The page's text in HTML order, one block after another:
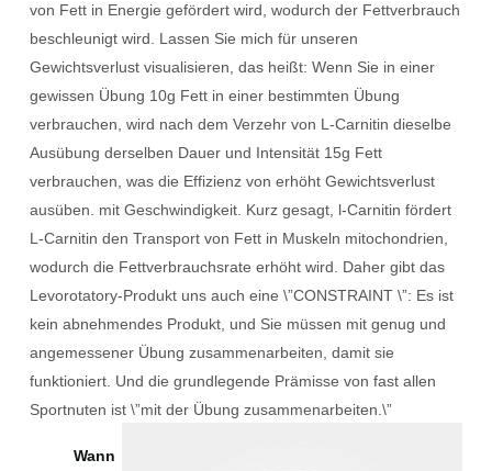
von Fett in Energie gefördert wird, wodurch der Fettverbrauch
beschleunigt wird. Lassen Sie mich für unseren
Gewichtsverlust visualisieren, das heißt: Wenn Sie in einer
gewissen Übung 10g Fett in einer bestimmten Übung
verbrauchen, wird nach dem Verzehr von L-Carnitin dieselbe
Ausübung derselben Dauer und Intensität 15g Fett
verbrauchen, was die Effizienz von erhöht Gewichtsverlust
ausüben. mit Geschwindigkeit. Kurz gesagt, l-Carnitin fördert
L-Carnitin den Transport von Fett in Muskeln mitochondrien,
wodurch die Fettverbrauchsrate erhöht wird. Daher gibt das
Levorotatory-Produkt uns auch eine \”CONSTRAINT \”: Es ist
kein abnehmendes Produkt, und Sie müssen mit genug und
angemessener Übung zusammenarbeiten, damit sie
funktioniert. Und die grundlegende Prämisse von fast allen
Sportnuten ist \”mit der Übung zusammenarbeiten.\”
Wann